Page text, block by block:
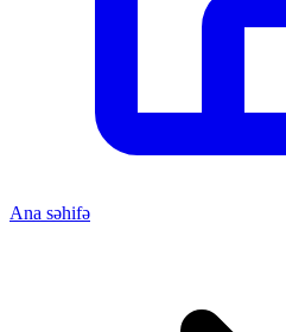
Ana səhifə